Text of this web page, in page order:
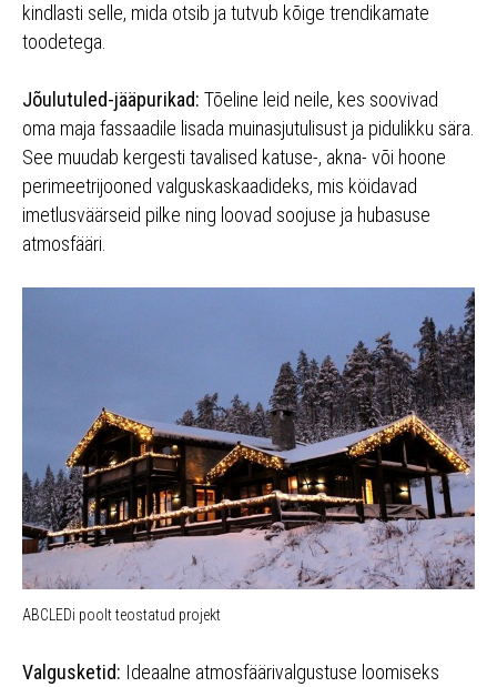
kindlasti selle, mida otsib ja tutvub kõige trendikamate
toodetega.
Jõulutuled-jääpurikad: Tõeline leid neile, kes soovivad
oma maja fassaadile lisada muinasjutulisust ja pidulikku sära.
See muudab kergesti tavalised katuse-, akna- või hoone
perimeetrijooned valguskaskaadideks, mis köidavad
imetlusväärseid pilke ning loovad soojuse ja hubasuse
atmosfääri.
ABCLEDi poolt teostatud projekt
Valgusketid: Ideaalne atmosfäärivalgustuse loomiseks